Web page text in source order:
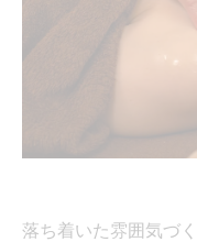
落ち着いた雰囲気づ